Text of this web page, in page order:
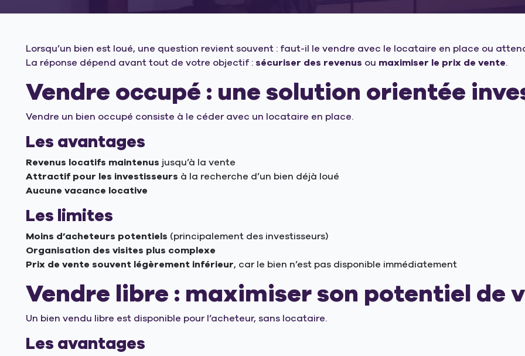
Lorsqu’un bien est loué, une question revient souvent : faut-il le vendre avec le locataire en place ou
La réponse dépend avant tout de votre objectif : sécuriser des revenus ou maximiser le prix de vente.
Vendre occupé : une solution orientée
Vendre un bien occupé consiste à le céder avec un locataire en place.
Les avantages
Revenus locatifs maintenus jusqu’à la vente
Attractif pour les investisseurs à la recherche d’un bien déjà loué
Aucune vacance locative
Les limites
Moins d’acheteurs potentiels (principalement des investisseurs)
Organisation des visites plus complexe
Prix de vente souvent légèrement inférieur, car le bien n’est pas disponible immédiatement
Vendre libre : maximiser son potentiel de
Un bien vendu libre est disponible pour l’acheteur, sans locataire.
Les avantages